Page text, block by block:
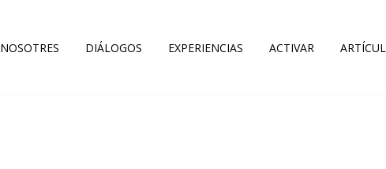
NOSOTRES DIÁLOGOS EXPERIENCIAS ACTIVAR